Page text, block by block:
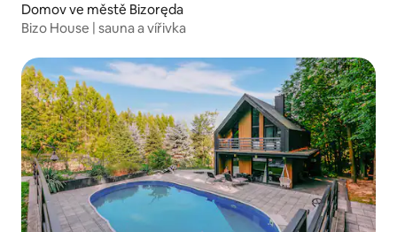
Domov ve městě Bizoręda
Bizo House | sauna a vířivka